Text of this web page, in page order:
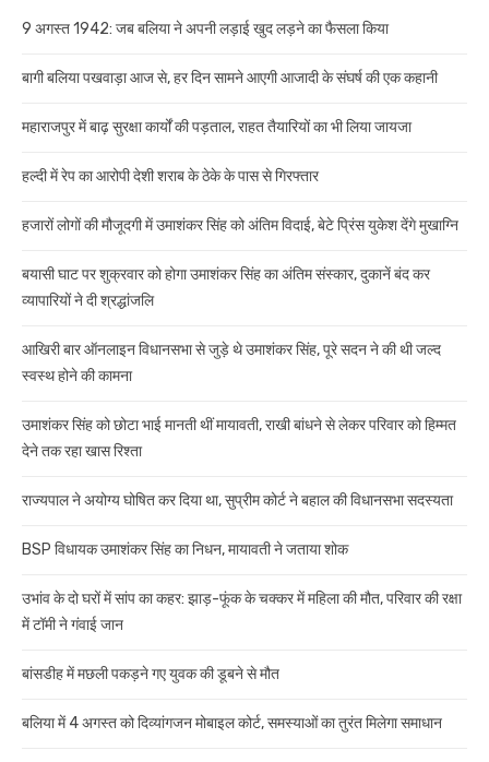
9 अगस्त 1942: जब बलिया ने अपनी लड़ाई खुद लड़ने का फैसला किया
बागी बलिया पखवाड़ा आज से, हर दिन सामने आएगी आजादी के संघर्ष की एक कहानी
महाराजपुर में बाढ़ सुरक्षा कार्यों की पड़ताल, राहत तैयारियों का भी लिया जायजा
हल्दी में रेप का आरोपी देशी शराब के ठेके के पास से गिरफ्तार
हजारों लोगों की मौजूदगी में उमाशंकर सिंह को अंतिम विदाई, बेटे प्रिंस युकेश देंगे मुखाग्नि
बयासी घाट पर शुक्रवार को होगा उमाशंकर सिंह का अंतिम संस्कार, दुकानें बंद कर
व्यापारियों ने दी श्रद्धांजलि
आखिरी बार ऑनलाइन विधानसभा से जुड़े थे उमाशंकर सिंह, पूरे सदन ने की थी जल्द
स्वस्थ होने की कामना
उमाशंकर सिंह को छोटा भाई मानती थीं मायावती, राखी बांधने से लेकर परिवार को हिम्मत
देने तक रहा खास रिश्ता
राज्यपाल ने अयोग्य घोषित कर दिया था, सुप्रीम कोर्ट ने बहाल की विधानसभा सदस्यता
BSP विधायक उमाशंकर सिंह का निधन, मायावती ने जताया शोक
उभांव के दो घरों में सांप का कहर: झाड़-फूंक के चक्कर में महिला की मौत, परिवार की रक्षा
में टॉमी ने गंवाई जान
बांसडीह में मछली पकड़ने गए युवक की डूबने से मौत
बलिया में 4 अगस्त को दिव्यांगजन मोबाइल कोर्ट, समस्याओं का तुरंत मिलेगा समाधान